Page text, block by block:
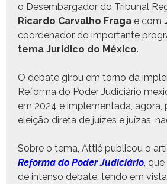
o Desem­bar­gador do Tri­bunal
Ricar­do Car­val­ho Fra­ga e com
coor­de­nador do impor­tante
tema Jurídi­co do Méx­i­co.
O debate girou em torno da
Refor­ma do Poder Judi­ciário
em 2024 e imple­men­ta­da, ago­ra,
eleição dire­ta de juízes e juízas,
Sobre o tema, Attié pub­li­cou o
Refor­ma do Poder Judi­ciário,
de inten­so debate, ten­do em